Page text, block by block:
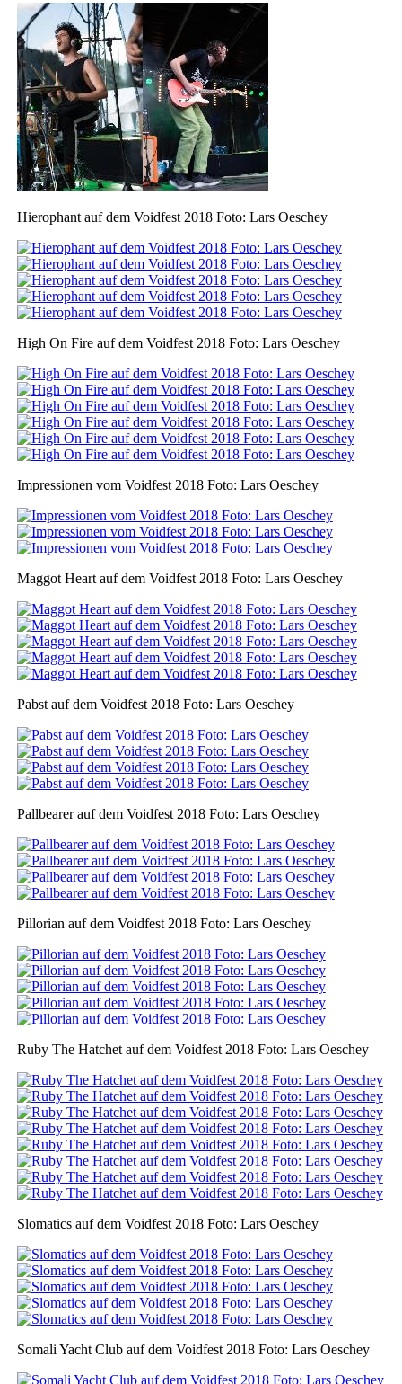
Hierophant auf dem Voidfest 2018 Foto: Lars Oeschey
High On Fire auf dem Voidfest 2018 Foto: Lars Oeschey
Impressionen vom Voidfest 2018 Foto: Lars Oeschey
Maggot Heart auf dem Voidfest 2018 Foto: Lars Oeschey
Pabst auf dem Voidfest 2018 Foto: Lars Oeschey
Pallbearer auf dem Voidfest 2018 Foto: Lars Oeschey
Pillorian auf dem Voidfest 2018 Foto: Lars Oeschey
Ruby The Hatchet auf dem Voidfest 2018 Foto: Lars Oeschey
Slomatics auf dem Voidfest 2018 Foto: Lars Oeschey
Somali Yacht Club auf dem Voidfest 2018 Foto: Lars Oeschey